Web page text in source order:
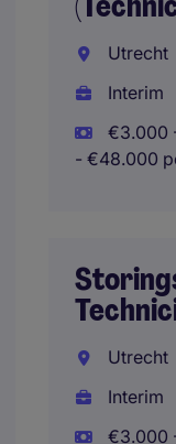
Utrecht
Interim
€3.000
- €48.000
Utrecht
Interim
€3.000